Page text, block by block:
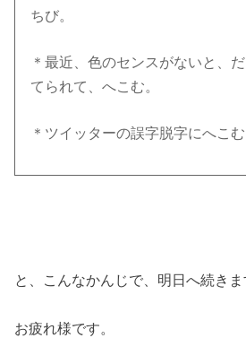
ちび。
＊最近、色のセンスがないと、
てられて、へこむ。
＊ツイッターの誤字脱字にへこむ
と、こんなかんじで、明日へ続きま
お疲れ様です。